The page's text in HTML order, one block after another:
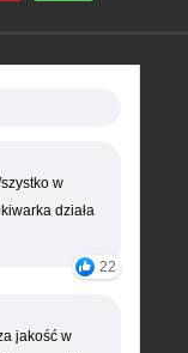
w
działa
22
jakość w